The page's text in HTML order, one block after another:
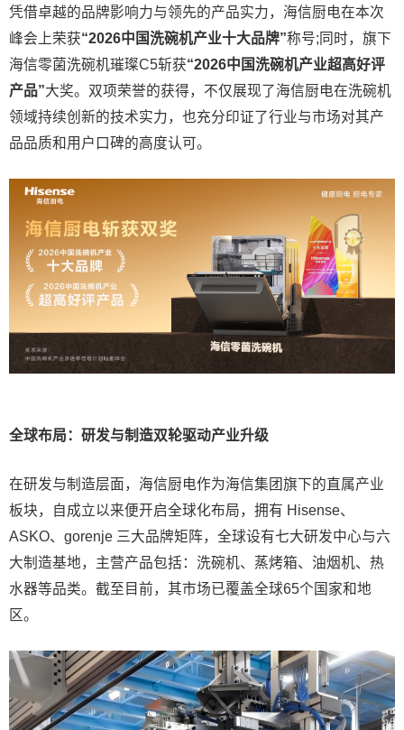
凭借卓越的品牌影响力与领先的产品实力，海信厨电在本次
峰会上荣获“2026中国洗碗机产业十大品牌”称号;同时，旗下
海信零菌洗碗机璀璨C5斩获“2026中国洗碗机产业超高好评
产品”大奖。双项荣誉的获得，不仅展现了海信厨电在洗碗机
领域持续创新的技术实力，也充分印证了行业与市场对其产
品品质和用户口碑的高度认可。
全球布局：研发与制造双轮驱动产业升级
在研发与制造层面，海信厨电作为海信集团旗下的直属产业
板块，自成立以来便开启全球化布局，拥有 Hisense、
ASKO、gorenje 三大品牌矩阵，全球设有七大研发中心与六
大制造基地，主营产品包括：洗碗机、蒸烤箱、油烟机、热
水器等品类。截至目前，其市场已覆盖全球65个国家和地
区。